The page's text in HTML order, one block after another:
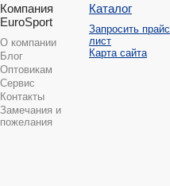
Компания
EuroSport
О компании
Блог
Оптовикам
Сервис
Контакты
Замечания и
пожелания
Каталог
Запросить прайс
лист
Карта сайта